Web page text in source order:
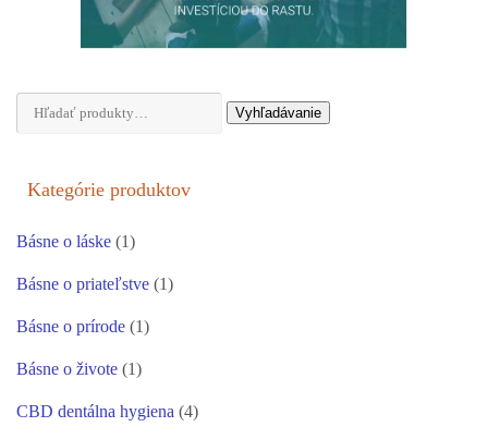
Hľadať: Vyhľadávanie
Kategórie produktov
Básne o láske (1)
Básne o priateľstve (1)
Básne o prírode (1)
Básne o živote (1)
CBD dentálna hygiena (4)